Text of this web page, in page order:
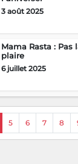
6 juillet 2025
5